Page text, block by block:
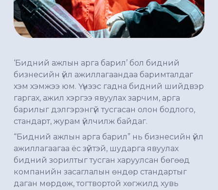
‘Бидний ажлын арга барил’ бол бидний
бизнесийн үйл ажиллагаандаа баримталдаг
хэм хэмжээ юм. Үүнээс гадна бидний шийдвэр
гаргах, ажил хэргээ явуулах зарчим, арга
барилыг дэлгэрэнгүй тусгасан олон бодлого,
стандарт, журам үйлчилж байдаг.
“Бидний ажлын арга барил” нь бизнесийн үйл
ажиллагаагаа ёс зүйтэй, шударга явуулах
бидний зорилтыг тусган харуулсан бөгөөд
компанийн засаглалын өндөр стандартыг
даган мөрдөж, тогтвортой хөгжилд хувь